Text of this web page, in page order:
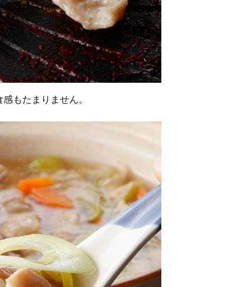
もたまりません。